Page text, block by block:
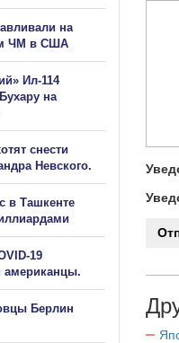
на
ЧМ в США
Ил-114
на
снести
Невского.
в Ташкенте
19
американцы.
Берлин